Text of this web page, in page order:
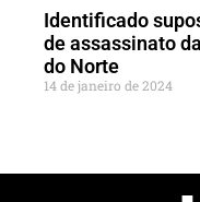
Identificado
de assassinato
do Norte
14 de janeiro de 2024